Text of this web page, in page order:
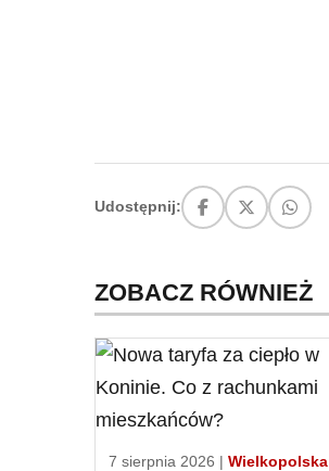
Udostępnij:
ZOBACZ RÓWNIEŻ
7 sierpnia 2026 | Wielkopolska